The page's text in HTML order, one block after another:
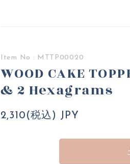
Item No : MTTP00020
WOOD CAKE
& 2 Hexagrams
2,310(税込) JPY